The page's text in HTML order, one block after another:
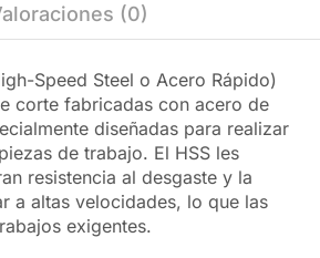
(0)
Speed Steel o Acero Rápido)
corte fabricadas con acero de
diseñadas para realizar
de trabajo. El HSS les
resistencia al desgaste y la
a altas velocidades, lo que las
exigentes.